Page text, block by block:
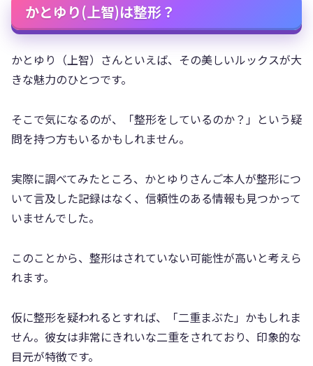
かとゆり(上智)は整形？
かとゆり（上智）さんといえば、その美しいルックスが大
きな魅力のひとつです。
そこで気になるのが、「整形をしているのか？」という疑
問を持つ方もいるかもしれません。
実際に調べてみたところ、かとゆりさんご本人が整形につ
いて言及した記録はなく、信頼性のある情報も見つかって
いませんでした。
このことから、整形はされていない可能性が高いと考えら
れます。
仮に整形を疑われるとすれば、「二重まぶた」かもしれま
せん。彼女は非常にきれいな二重をされており、印象的な
目元が特徴です。